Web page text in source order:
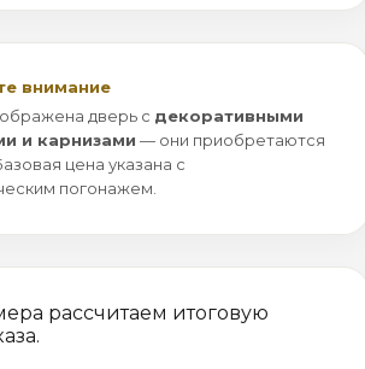
внимание
дверь с декоративными
и карнизами — они приобретаются
цена указана с
погонажем.
рассчитаем итоговую